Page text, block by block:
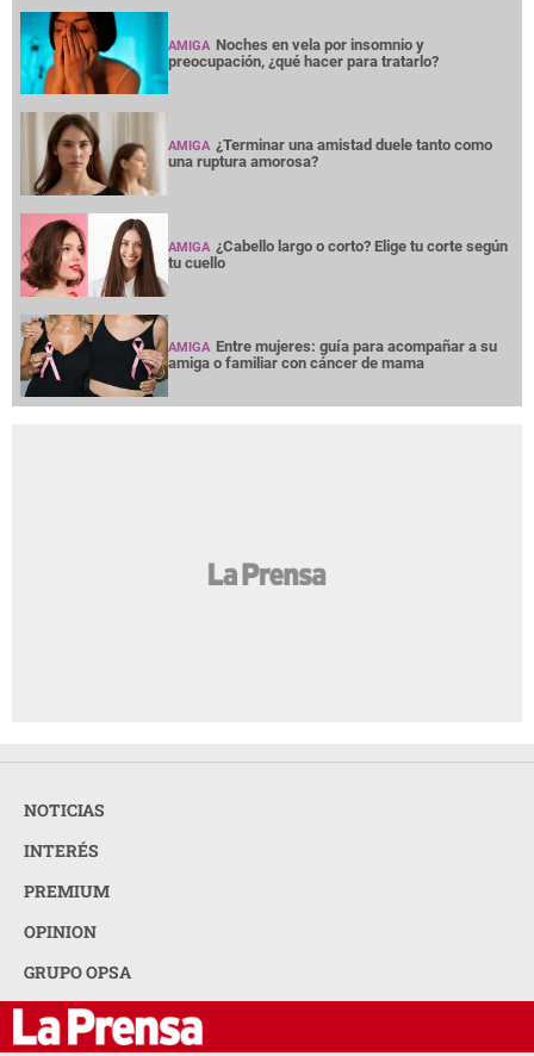
AMIGA Noches en vela por insomnio y
preocupación, ¿qué hacer para tratarlo?
AMIGA ¿Terminar una amistad duele tanto como
una ruptura amorosa?
AMIGA ¿Cabello largo o corto? Elige tu corte según
tu cuello
AMIGA Entre mujeres: guía para acompañar a su
amiga o familiar con cáncer de mama
NOTICIAS
INTERÉS
PREMIUM
OPINION
GRUPO OPSA